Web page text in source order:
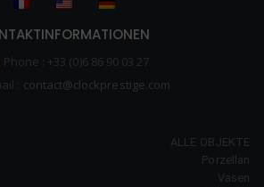
Phone : +33 (0)6 86 90 03 27
: contact@clockprestige.com
ALLE OBJEKTE
Porzellan
Vasen